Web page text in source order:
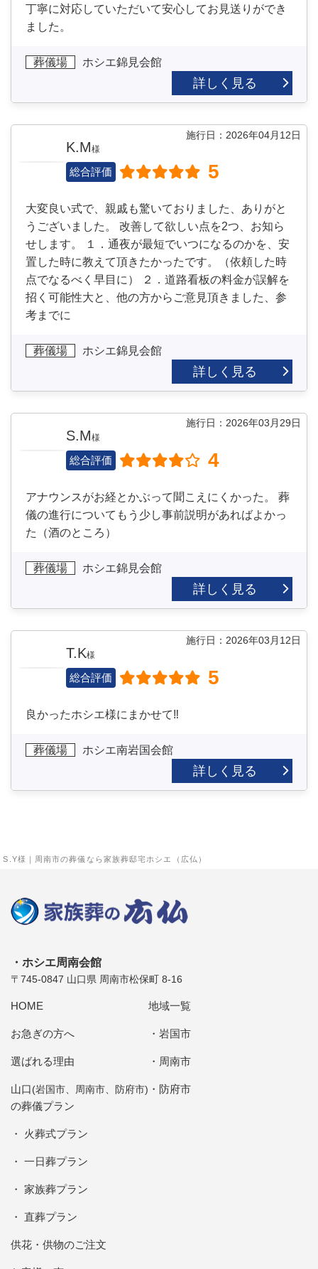
S.Y様｜周南市の葬儀なら家族葬邸宅ホシエ（広仏）
丁寧に対応していただいて安心してお見送りができ
ました。
葬儀場 ホシエ錦見会館
詳しく見る
施行日：2026年04月12日
K.M様
総合評価 5
大変良い式で、親戚も驚いておりました、ありがと
うございました。 改善して欲しい点を2つ、お知ら
せします。 １．通夜が最短でいつになるのかを、安
置した時に教えて頂きたかったです。（依頼した時
点でなるべく早目に） ２．道路看板の料金が誤解を
招く可能性大と、他の方からご意見頂きました、参
考までに
葬儀場 ホシエ錦見会館
詳しく見る
施行日：2026年03月29日
S.M様
総合評価 4
アナウンスがお経とかぶって聞こえにくかった。 葬
儀の進行についてもう少し事前説明があればよかっ
た（酒のところ）
葬儀場 ホシエ錦見会館
詳しく見る
施行日：2026年03月12日
T.K様
総合評価 5
良かったホシエ様にまかせて‼
葬儀場 ホシエ南岩国会館
詳しく見る
ホシエ周南会館
〒745-0847 山口県 周南市松保町 8-16
HOME
お急ぎの方へ
選ばれる理由
山口 (岩国市、周南市、防府市)
の葬儀プラン
火葬式プラン
一日葬プラン
家族葬プラン
直葬プラン
地域一覧
岩国市
周南市
防府市
供花・供物のご注文